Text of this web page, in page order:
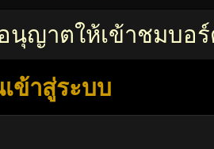
ญาตให้เข้าชมบอ
ข้าสู่ระบบ